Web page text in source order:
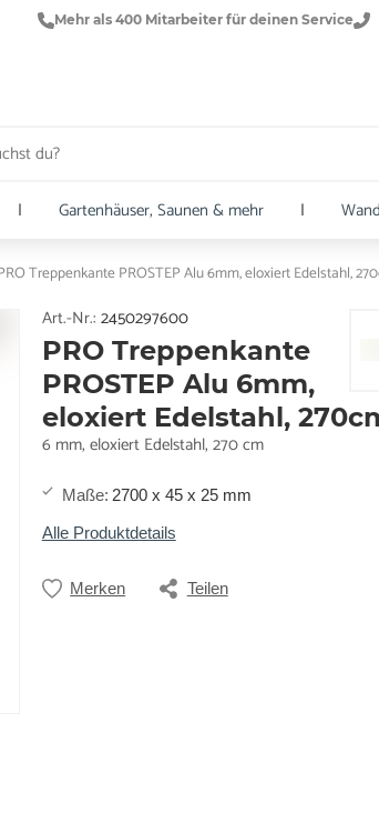
Mehr als 400 Mitarbeiter für deinen Service
| Gartenhäuser, Saunen & mehr |
Treppenkante PROSTEP Alu 6mm, eloxiert Edelstahl,
Art.-Nr.: 2450297600
PRO Treppenkante
PROSTEP Alu 6mm,
eloxiert Edelstahl,
6 mm, eloxiert Edelstahl, 270 cm
Maße: 2700 x 45 x 25 mm
Alle Produktdetails
Merken Teilen